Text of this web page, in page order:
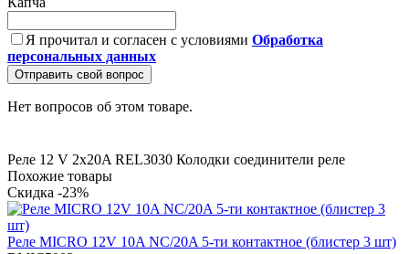
Я прочитал и согласен с условиями Обработка
персональных данных
Отправить свой вопрос
Нет вопросов об этом товаре.
Реле 12 V 2x20A REL3030 Колодки соединители реле
Похожие товары
Скидка -23%
Реле MICRO 12V 10A NC/20A 5-ти контактное (блистер 3 шт)